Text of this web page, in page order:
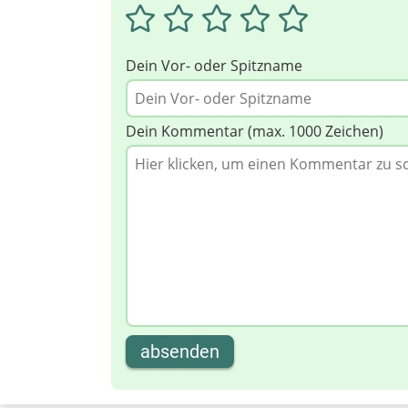
Dein Vor- oder Spitzname
Dein Kommentar (max. 1000 Zeichen)
absenden